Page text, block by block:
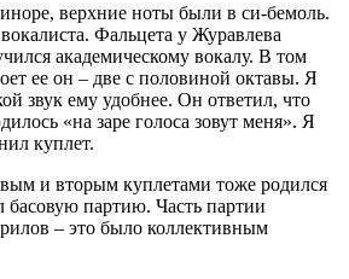
верхние ноты были в си-бемоль.
Фальцета у Журавлева
академическому вокалу. В том
ее он – две с половиной октавы. Я
звук ему удобнее. Он ответил, что
«на заре голоса зовут меня». Я
куплет.
и вторым куплетами тоже родился
басовую партию. Часть партии
– это было коллективным